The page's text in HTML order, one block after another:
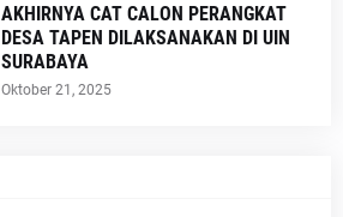
AKHIRNYA CAT CALON PERANGKAT
DESA TAPEN DILAKSANAKAN DI UIN
SURABAYA
Oktober 21, 2025